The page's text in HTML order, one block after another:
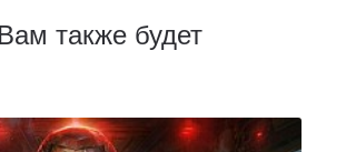
также будет